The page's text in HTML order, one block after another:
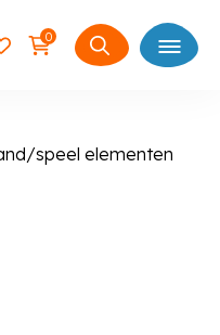
0
Zoeken
Open
speel elementen